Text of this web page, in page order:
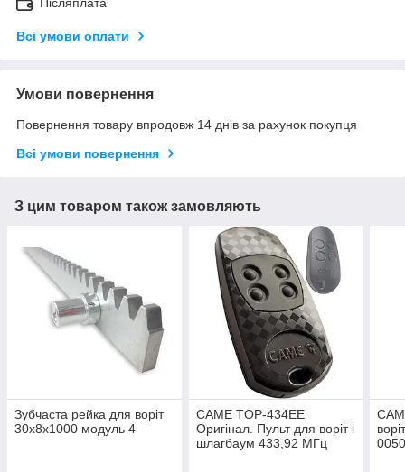
Всі умови оплати
Умови повернення
Повернення товару впродовж 14 днів за рахунок покупця
Всі умови повернення
З цим товаром також замовляють
Зубчаста рейка для воріт
30х8х1000 модуль 4
CAME TOP-434EE
Оригінал. Пульт для воріт і
шлагбаум 433,92 МГц